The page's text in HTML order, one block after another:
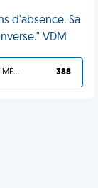
d'absence. Sa
VDM
TU L'AS BIEN MÉRITÉ 388